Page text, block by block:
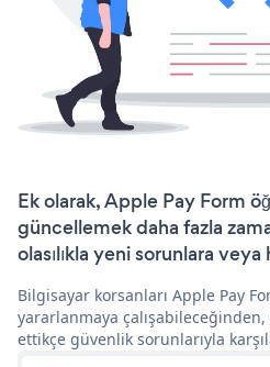
Ek olarak, Apple Pay Form
güncellemek daha fazla
olasılıkla yeni sorunlara
Bilgisayar korsanları Apple Pay
yararlanmaya
ettikçe güvenlik sorunlarıyla